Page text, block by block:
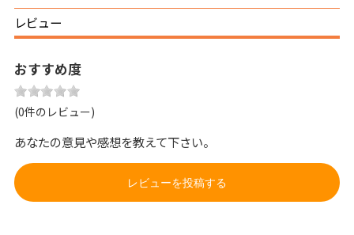
レビュー
おすすめ度
(0件のレビュー)
あなたの意見や感想を教えて下さい。
レビューを投稿する